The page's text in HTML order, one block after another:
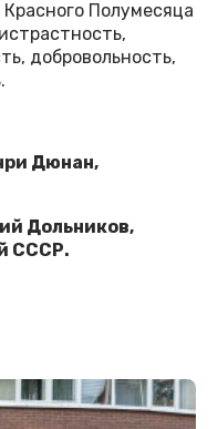
Полумесяца
добровольность,
Дюнан,
Дольников,
СССР.